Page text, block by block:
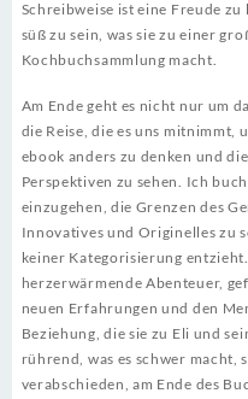
Schreibweise ist eine Freude
süß zu sein, was sie zu einer
Kochbuchsammlung macht.
Am Ende geht es nicht nur um
die Reise, die es uns mitnimmt,
ebook anders zu denken und
Perspektiven zu sehen. Ich
einzugehen, die Grenzen des
Innovatives und Originelles zu
keiner Kategorisierung
herzerwärmende Abenteuer,
neuen Erfahrungen und den
Beziehung, die sie zu Eli und
rührend, was es schwer macht,
verabschieden, am Ende des